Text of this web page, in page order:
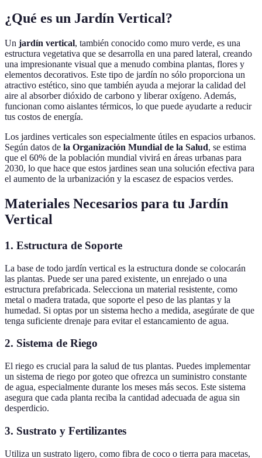
¿Qué es un Jardín Vertical?
Un jardín vertical, también conocido como muro verde, es una
estructura vegetativa que se desarrolla en una pared lateral, creando
una impresionante visual que a menudo combina plantas, flores y
elementos decorativos. Este tipo de jardín no sólo proporciona un
atractivo estético, sino que también ayuda a mejorar la calidad del
aire al absorber dióxido de carbono y liberar oxígeno. Además,
funcionan como aislantes térmicos, lo que puede ayudarte a reducir
tus costos de energía.
Los jardines verticales son especialmente útiles en espacios urbanos.
Según datos de la Organización Mundial de la Salud, se estima
que el 60% de la población mundial vivirá en áreas urbanas para
2030, lo que hace que estos jardines sean una solución efectiva para
el aumento de la urbanización y la escasez de espacios verdes.
Materiales Necesarios para tu Jardín
Vertical
1. Estructura de Soporte
La base de todo jardín vertical es la estructura donde se colocarán
las plantas. Puede ser una pared existente, un enrejado o una
estructura prefabricada. Selecciona un material resistente, como
metal o madera tratada, que soporte el peso de las plantas y la
humedad. Si optas por un sistema hecho a medida, asegúrate de que
tenga suficiente drenaje para evitar el estancamiento de agua.
2. Sistema de Riego
El riego es crucial para la salud de tus plantas. Puedes implementar
un sistema de riego por goteo que ofrezca un suministro constante
de agua, especialmente durante los meses más secos. Este sistema
asegura que cada planta reciba la cantidad adecuada de agua sin
desperdicio.
3. Sustrato y Fertilizantes
Utiliza un sustrato ligero, como fibra de coco o tierra para macetas,